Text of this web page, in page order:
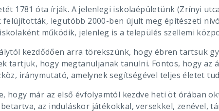
1781 óta írják. A jelenlegi iskolaépületünk (Zrínyi
legutóbb 2000-ben újult meg építészeti
működik, jelenleg is a település szellemi
kezdődően arra törekszünk, hogy ébren tartsuk
tartjuk, hogy megtanuljanak tanulni. Fontos, hogy az
iránymutató, amelynek segítségével teljes életet
hogy már az első évfolyamtól kezdve heti öt órában
az induláskor játékokkal, versekkel, zenével,